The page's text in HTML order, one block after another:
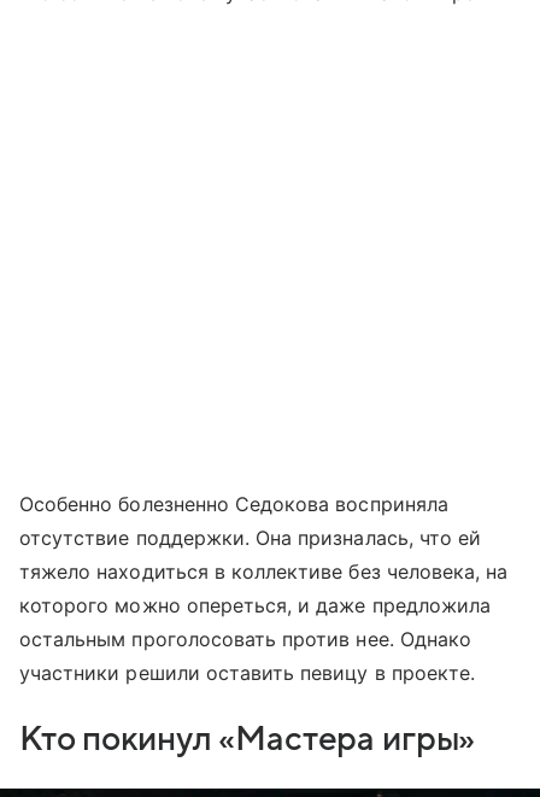
Особенно болезненно Седокова восприняла
отсутствие поддержки. Она призналась, что ей
тяжело находиться в коллективе без человека, на
которого можно опереться, и даже предложила
остальным проголосовать против нее. Однако
участники решили оставить певицу в проекте.
Кто покинул «Мастера игры»